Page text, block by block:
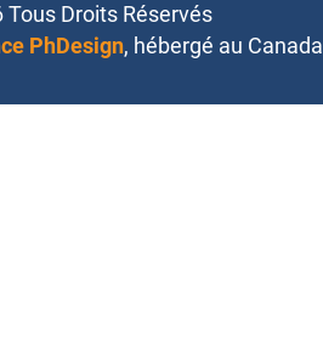
Droits Réservés
PhDesign, hébergé au Canada